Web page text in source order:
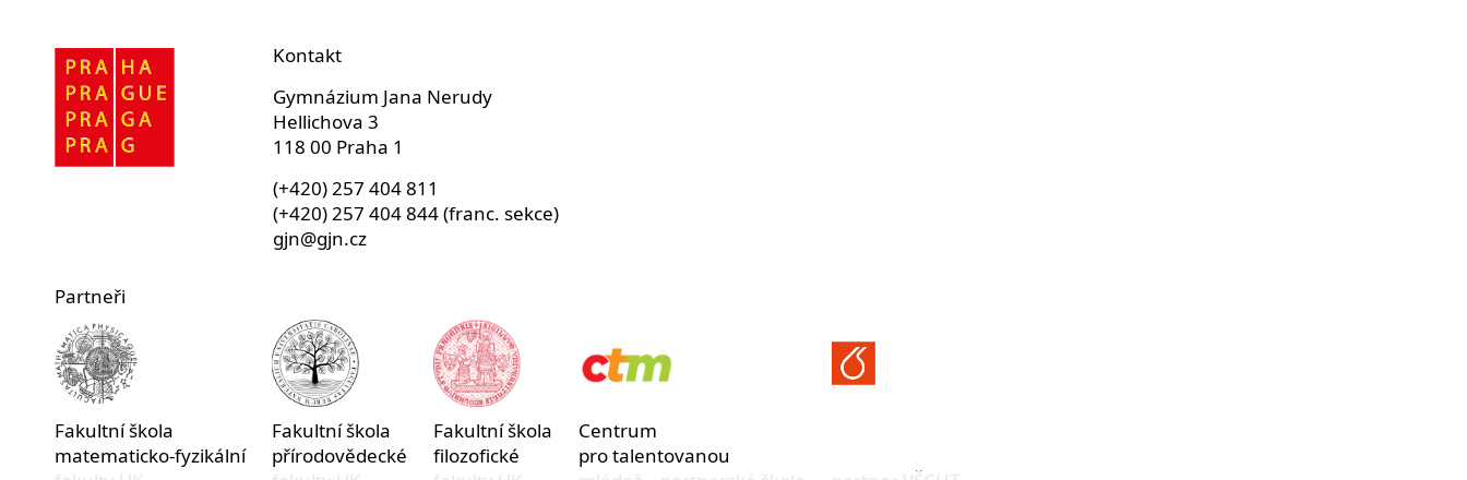
Kontakt
Gymnázium Jana Nerudy
Hellichova 3
118 00 Praha 1
(+420) 257 404 811
(+420) 257 404 844 (franc. sekce)
gjn@gjn.cz
Partneři
Fakultní škola
matematicko-fyzikální
Fakultní škola
přírodovědecké
Fakultní škola
filozofické
Centrum
pro talentovanou